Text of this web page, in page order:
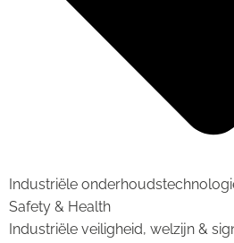
Industriële
Safety & Health
Industriële veiligheid, welzijn &